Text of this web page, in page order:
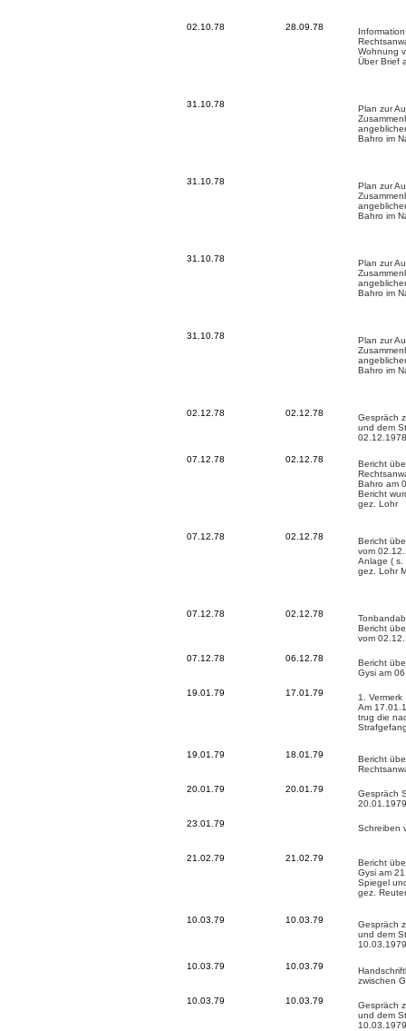
02.10.78 28.09.78
Wohnung
Über Brief
31.10.78
Plan zur
Bahro im
31.10.78
Plan zur
Bahro im
31.10.78
Plan zur
Bahro im
31.10.78
Plan zur
Bahro im
02.12.78 02.12.78
Gespräch
und dem
07.12.78 02.12.78
Bericht
Bahro am
Bericht
gez. Lohr
07.12.78 02.12.78
Bericht
vom
Anlage ( s.
gez. Lohr
07.12.78 02.12.78
Bericht
vom
07.12.78
06.12.78
Bericht
Gysi am
19.01.79
17.01.79
1. Vermerk
Am
trug die
19.01.79 18.01.79
Bericht
20.01.79
20.01.79
Gespräch
23.01.79
Schreiben
21.02.79 21.02.79
Bericht
Gysi am
Spiegel
gez. Reuter
10.03.79 10.03.79
Gespräch
und dem
10.03.79 10.03.79
zwischen
10.03.79
10.03.79
Gespräch
und dem